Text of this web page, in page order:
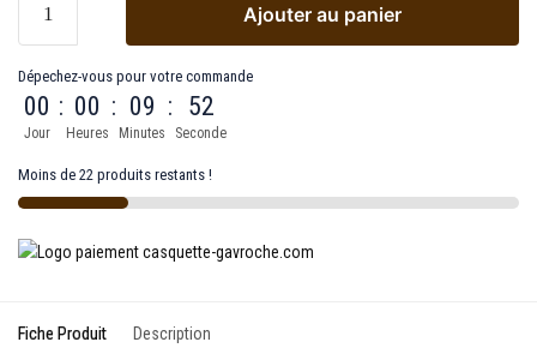
Ajouter au panier
Dépechez-vous pour votre commande
00
Jour
: 00
Heures
: 09
Minutes
: 52
Seconde
Moins de 22 produits restants !
Fiche Produit Description